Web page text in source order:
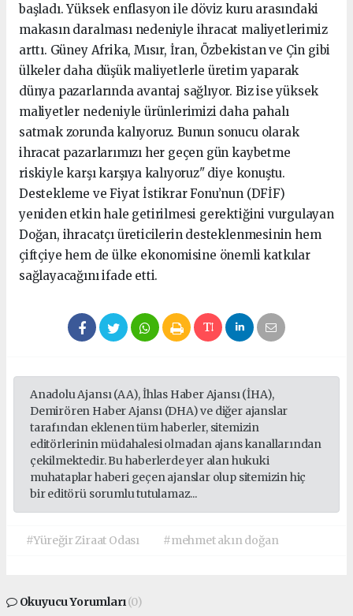
başladı. Yüksek enflasyon ile döviz kuru arasındaki
makasın daralması nedeniyle ihracat maliyetlerimiz
arttı. Güney Afrika, Mısır, İran, Özbekistan ve Çin gibi
ülkeler daha düşük maliyetlerle üretim yaparak
dünya pazarlarında avantaj sağlıyor. Biz ise yüksek
maliyetler nedeniyle ürünlerimizi daha pahalı
satmak zorunda kalıyoruz. Bunun sonucu olarak
ihracat pazarlarımızı her geçen gün kaybetme
riskiyle karşı karşıya kalıyoruz" diye konuştu.
Destekleme ve Fiyat İstikrar Fonu’nun (DFİF)
yeniden etkin hale getirilmesi gerektiğini vurgulayan
Doğan, ihracatçı üreticilerin desteklenmesinin hem
çiftçiye hem de ülke ekonomisine önemli katkılar
sağlayacağını ifade etti.
Anadolu Ajansı (AA), İhlas Haber Ajansı (İHA),
Demirören Haber Ajansı (DHA) ve diğer ajanslar
tarafından eklenen tüm haberler, sitemizin
editörlerinin müdahalesi olmadan ajans kanallarından
çekilmektedir. Bu haberlerde yer alan hukuki
muhataplar haberi geçen ajanslar olup sitemizin hiç
bir editörü sorumlu tutulamaz...
#Yüreğir Ziraat Odası #mehmet akın doğan
Okuyucu Yorumları(0)